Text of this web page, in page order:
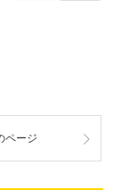
ページ